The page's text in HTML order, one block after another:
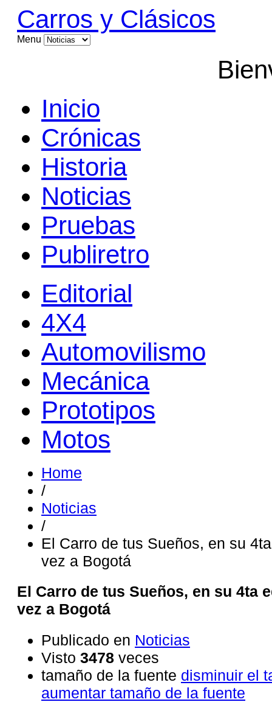
Carros y Clásicos
Menu
Inicio
Crónicas
Historia
Noticias
Pruebas
Publiretro
Editorial
4X4
Automovilismo
Mecánica
Prototipos
Motos
Home
/
Noticias
/
El Carro de tus Sueños, en su
vez a Bogotá
El Carro de tus Sueños, en su 4ta
vez a Bogotá
Publicado en Noticias
Visto 3478 veces
tamaño de la fuente disminuir el
aumentar tamaño de la fuente